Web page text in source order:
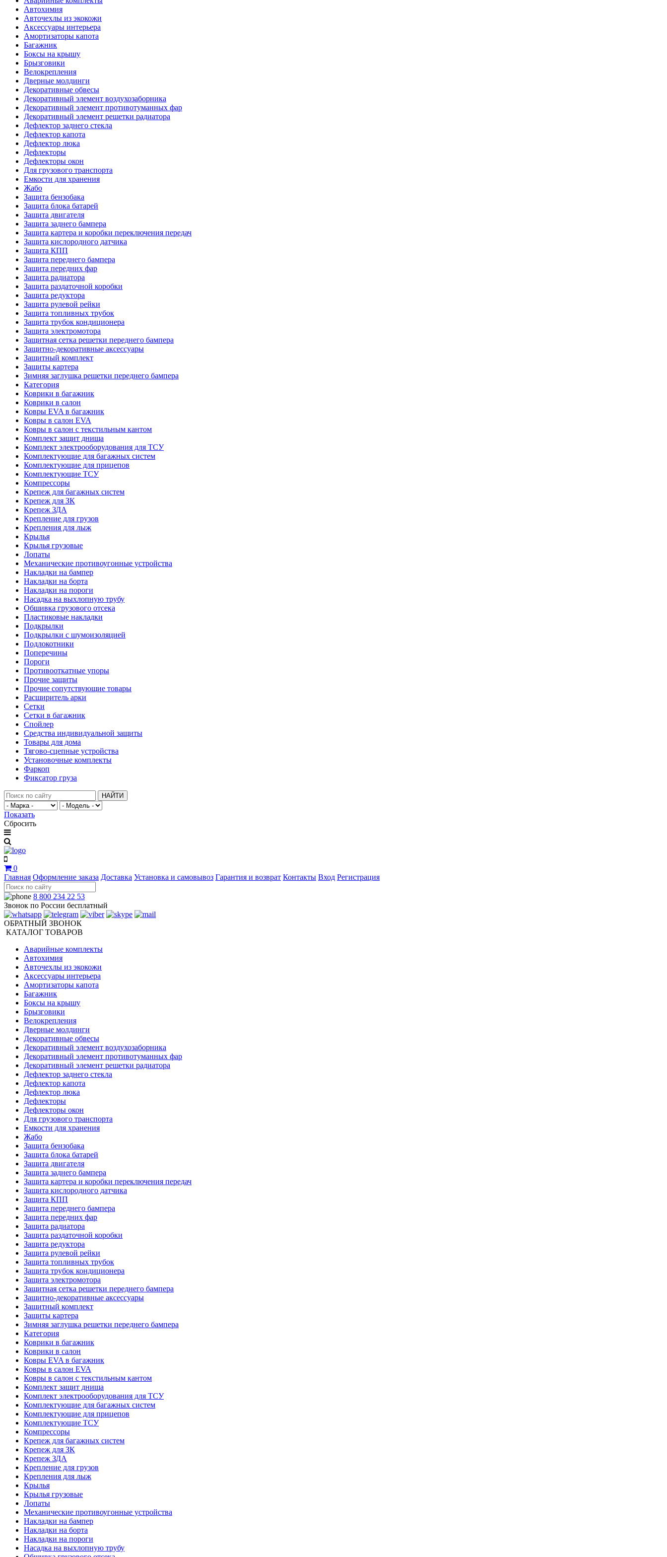
Автохимия
Авточехлы из экокожи
Аксессуары интерьера
Амортизаторы капота
Багажник
Боксы на крышу
Брызговики
Велокрепления
Дверные молдинги
Декоративные обвесы
Декоративный элемент воздухозаборника
Декоративный элемент противотуманных фар
Декоративный элемент решетки радиатора
Дефлектор заднего стекла
Дефлектор капота
Дефлектор люка
Дефлекторы
Дефлекторы окон
Для грузового транспорта
Емкости для хранения
Жабо
Защита бензобака
Защита блока батарей
Защита двигателя
Защита заднего бампера
Защита картера и коробки переключения передач
Защита кислородного датчика
Защита КПП
Защита переднего бампера
Защита передних фар
Защита радиатора
Защита раздаточной коробки
Защита редуктора
Защита рулевой рейки
Защита топливных трубок
Защита трубок кондиционера
Защита электромотора
Защитная сетка решетки переднего бампера
Защитно-декоративные аксессуары
Защитный комплект
Защиты картера
Зимняя заглушка решетки переднего бампера
Категория
Коврики в багажник
Коврики в салон
Ковры EVA в багажник
Ковры в салон EVA
Ковры в салон с текстильным кантом
Комплект защит днища
Комплект электрооборудования для ТСУ
Комплектующие для багажных систем
Комплектующие для прицепов
Комплектующие ТСУ
Компрессоры
Крепеж для багажных систем
Крепеж для ЗК
Крепеж ЗДА
Крепление для грузов
Крепления для лыж
Крылья
Крылья грузовые
Лопаты
Механические противоугонные устройства
Накладки на бампер
Накладки на борта
Накладки на пороги
Насадка на выхлопную трубу
Обшивка грузового отсека
Пластиковые накладки
Подкрылки
Подкрылки с шумоизоляцией
Подлокотники
Поперечины
Пороги
Противооткатные упоры
Прочие защиты
Прочие сопутствующие товары
Расширитель арки
Сетки
Сетки в багажник
Спойлер
Средства индивидуальной защиты
Товары для дома
Тягово-сцепные устройства
Установочные комплекты
Фаркоп
Фиксатор груза
НАЙТИ
Показать
Сбросить
0
Главная Оформление заказа Доставка Установка и самовывоз Гарантия и возврат Контакты Вход Регистрация
8 800 234 22 53
Звонок по России бесплатный
ОБРАТНЫЙ ЗВОНОК
КАТАЛОГ ТОВАРОВ
Аварийные комплекты
Автохимия
Авточехлы из экокожи
Аксессуары интерьера
Амортизаторы капота
Багажник
Боксы на крышу
Брызговики
Велокрепления
Дверные молдинги
Декоративные обвесы
Декоративный элемент воздухозаборника
Декоративный элемент противотуманных фар
Декоративный элемент решетки радиатора
Дефлектор заднего стекла
Дефлектор капота
Дефлектор люка
Дефлекторы
Дефлекторы окон
Для грузового транспорта
Емкости для хранения
Жабо
Защита бензобака
Защита блока батарей
Защита двигателя
Защита заднего бампера
Защита картера и коробки переключения передач
Защита кислородного датчика
Защита КПП
Защита переднего бампера
Защита передних фар
Защита радиатора
Защита раздаточной коробки
Защита редуктора
Защита рулевой рейки
Защита топливных трубок
Защита трубок кондиционера
Защита электромотора
Защитная сетка решетки переднего бампера
Защитно-декоративные аксессуары
Защитный комплект
Защиты картера
Зимняя заглушка решетки переднего бампера
Категория
Коврики в багажник
Коврики в салон
Ковры EVA в багажник
Ковры в салон EVA
Ковры в салон с текстильным кантом
Комплект защит днища
Комплект электрооборудования для ТСУ
Комплектующие для багажных систем
Комплектующие для прицепов
Комплектующие ТСУ
Компрессоры
Крепеж для багажных систем
Крепеж для ЗК
Крепеж ЗДА
Крепление для грузов
Крепления для лыж
Крылья
Крылья грузовые
Лопаты
Механические противоугонные устройства
Накладки на бампер
Накладки на борта
Накладки на пороги
Насадка на выхлопную трубу